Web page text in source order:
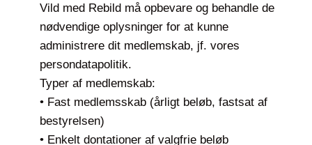
Vild med Rebild må opbevare og behandle de
nødvendige oplysninger for at kunne
administrere dit medlemskab, jf. vores
persondatapolitik.
Typer af medlemskab:
• Fast medlemsskab (årligt beløb, fastsat af
bestyrelsen)
• Enkelt dontationer af valgfrie beløb